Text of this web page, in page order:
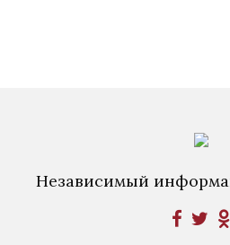
Независимый